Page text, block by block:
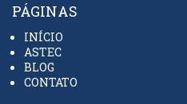
PÁGINAS
INÍCIO
ASTEC
BLOG
CONTATO